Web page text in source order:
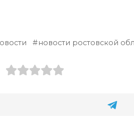
новости ростовской